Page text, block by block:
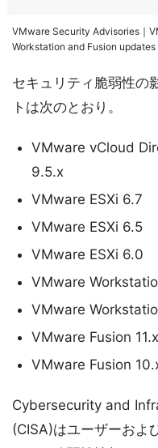
VMware Security Advisories｜
Workstation and Fusion
セキュリティ脆弱性の
トは次のとおり。
VMware vCloud
9.5.x
VMware ESXi 6.7
VMware ESXi 6.5
VMware ESXi 6.0
VMware
VMware
VMware Fusion 11.x
VMware Fusion
Cybersecurity and
(CISA)はユーザーおよ